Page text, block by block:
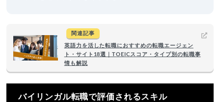
関連記事
英語力を活した転職におすすめの転職エージェン
ト・サイト18選｜TOEICスコア・タイプ別の転職事
情も解説
バイリンガル転職で評価されるスキル